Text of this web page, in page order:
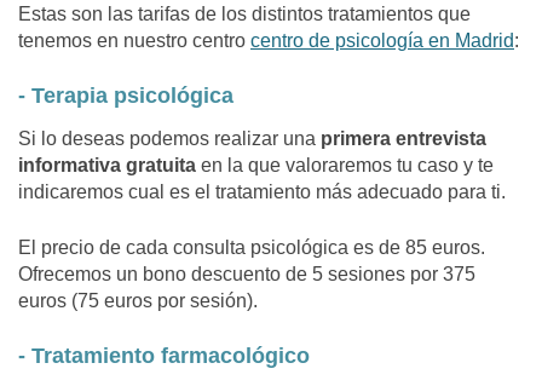
Estas son las tarifas de los distintos tratamientos que
tenemos en nuestro centro centro de psicología en Madrid:
- Terapia psicológica
Si lo deseas podemos realizar una primera entrevista
informativa gratuita en la que valoraremos tu caso y te
indicaremos cual es el tratamiento más adecuado para ti.
El precio de cada consulta psicológica es de 85 euros.
Ofrecemos un bono descuento de 5 sesiones por 375
euros (75 euros por sesión).
- Tratamiento farmacológico